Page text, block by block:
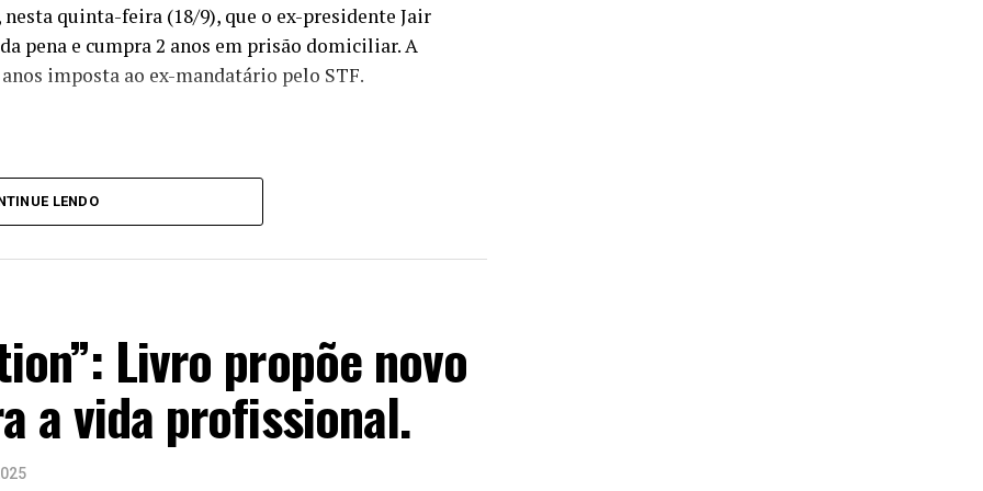
quinta-feira (18/9), que o ex-presidente Jair
pena e cumpra 2 anos em prisão domiciliar. A
imposta ao ex-mandatário pelo STF.
prisão é uma pena de morte.
Bolsonaro e outros condenados, mas
por lideranças do centrão.
sentença] educativa, as pessoas nunca
de exemplo para todos políticos e a
LENDO
Livro propõe novo
a vida profissional.